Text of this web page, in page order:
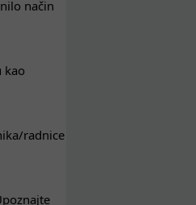
način
kao
radnice